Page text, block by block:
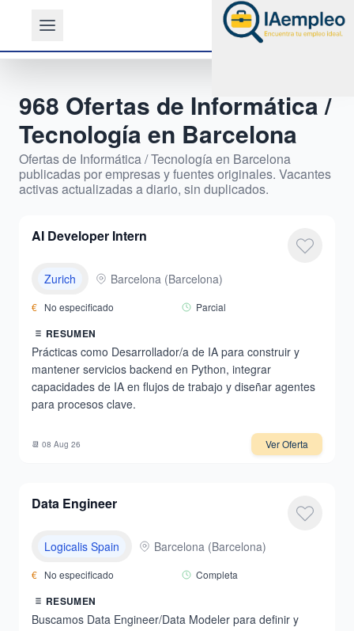
968 Ofertas de Informática /
Tecnología en Barcelona
Ofertas de Informática / Tecnologíaen Barcelona
publicadas por empresas y fuentes originales. Vacantes
activas actualizadas a diario, sin duplicados.
AI Developer Intern
Zurich Barcelona (Barcelona)
€ No especificado Parcial
RESUMEN
Prácticas como Desarrollador/a de IA para construir y
mantener servicios backend en Python, integrar
capacidades de IA en flujos de trabajo y diseñar agentes
para procesos clave.
📆 08 Aug 26 Ver Oferta
Data Engineer
Logicalis Spain Barcelona (Barcelona)
€ No especificado Completa
RESUMEN
Buscamos Data Engineer/Data Modeler para definir y